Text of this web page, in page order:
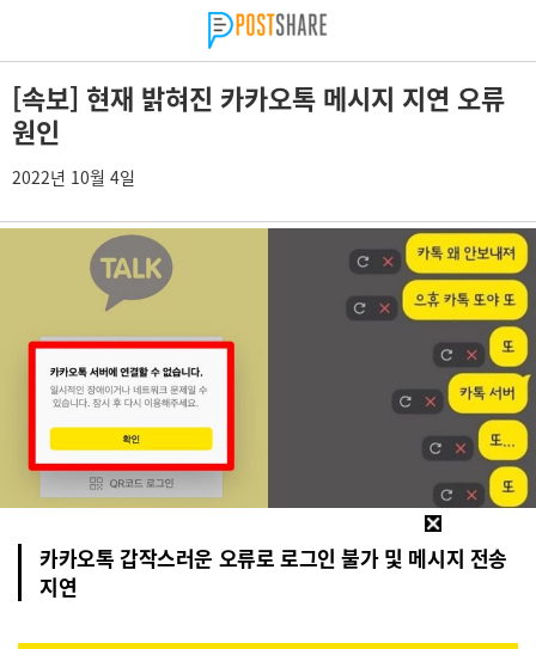
[속보] 현재 밝혀진 카카오톡 메시지 지연 오류
원인
2022년 10월 4일
카카오톡 갑작스러운 오류로 로그인 불가 및 메시지 전송
지연